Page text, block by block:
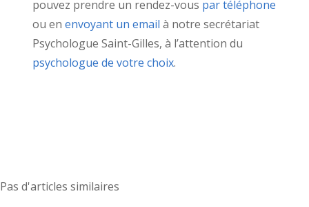
pouvez prendre un rendez-vous par téléphone
ou enenvoyant un email à notre secrétariat
Psychologue Saint-Gilles, à l’attention du
psychologue de votre choix.
Pas d'articles similaires